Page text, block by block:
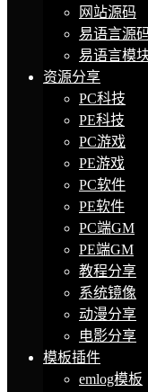
网站源码
易语言源
易语言模
资源分享
PC科技
PE科技
PC游戏
PE游戏
PC软件
PE软件
PC端GM
PE端GM
教程分享
系统镜像
动漫分享
电影分享
模板插件
emlog模板